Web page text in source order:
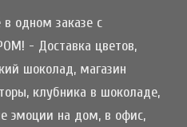
одном заказе с
- Доставка цветов,
шоколад, магазин
клубника в шоколаде,
эмоции на дом, в офис,